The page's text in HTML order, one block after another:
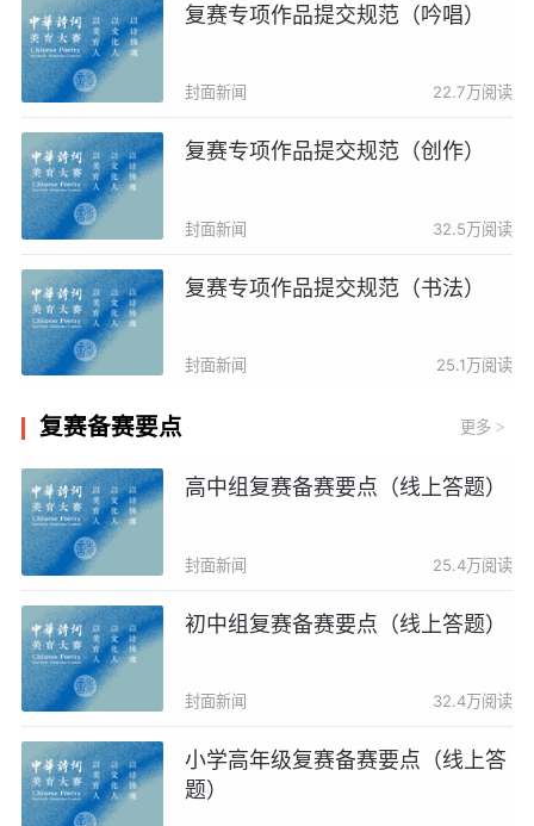
复赛专项作品提交规范（吟唱）
封面新闻 22.7万阅读
复赛专项作品提交规范（创作）
封面新闻 32.5万阅读
复赛专项作品提交规范（书法）
封面新闻 25.1万阅读
复赛备赛要点 更多 >
高中组复赛备赛要点（线上答题）
封面新闻 25.4万阅读
初中组复赛备赛要点（线上答题）
封面新闻 32.4万阅读
小学高年级复赛备赛要点（线上答
题）